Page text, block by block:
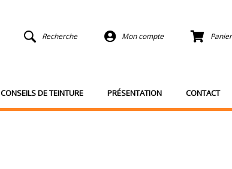
Recherche Mon compte Panier
CONSEILS DE TEINTURE PRÉSENTATION CONTACT